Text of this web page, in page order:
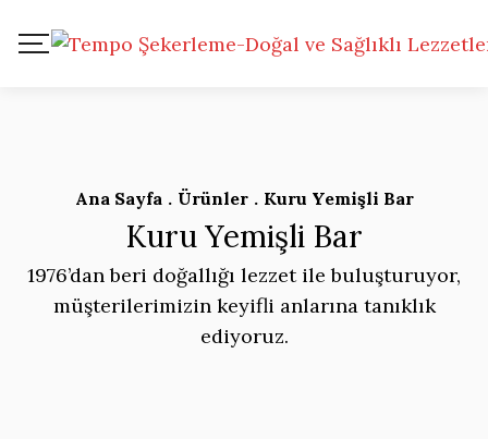
Ana Sayfa . Ürünler . Kuru Yemişli Bar
Kuru Yemişli Bar
1976’dan beri doğallığı lezzet ile buluşturuyor,
müşterilerimizin keyifli anlarına tanıklık
ediyoruz.